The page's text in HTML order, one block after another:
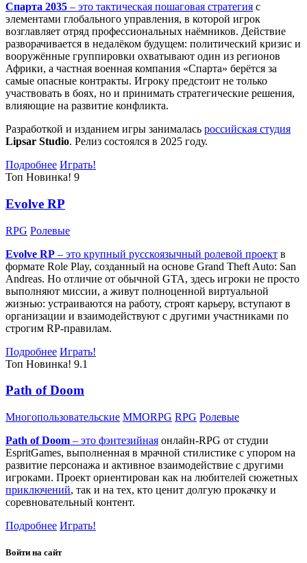
Спарта 2035 – это тактическая пошаговая стратегия с
элементами глобального управления, в которой игрок
возглавляет отряд профессиональных наёмников. Действие
разворачивается в недалёком будущем: политический кризис и
вооружённые группировки охватывают один из регионов
Африки, а частная военная компания «Спарта» берётся за
самые опасные контракты. Игроку предстоит не только
участвовать в боях, но и принимать стратегические решения,
влияющие на развитие конфликта.
Разработкой и изданием игры занималась российская студия
Lipsar Studio. Релиз состоялся в 2025 году.
Подробнее Играть!
Топ Новинка! 9
Evolve RP
RPG Ролевые
Evolve RP – это крупный русскоязычный ролевой проект в
формате Role Play, созданный на основе Grand Theft Auto: San
Andreas. Но отличие от обычной GTA, здесь игроки не просто
выполняют миссии, а живут полноценной виртуальной
жизнью: устраиваются на работу, строят карьеру, вступают в
организации и взаимодействуют с другими участниками по
строгим RP-правилам.
Подробнее Играть!
Топ Новинка! 9.1
Path of Doom
Многопользовательские MMORPG RPG Ролевые
Path of Doom – это фэнтезийная онлайн-RPG от студии
EspritGames, выполненная в мрачной стилистике с упором на
развитие персонажа и активное взаимодействие с другими
игроками. Проект ориентирован как на любителей сюжетных
приключений, так и на тех, кто ценит долгую прокачку и
соревновательный контент.
Подробнее Играть!
Войти на сайт